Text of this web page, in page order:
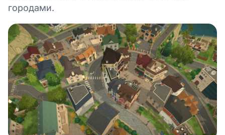
городами.